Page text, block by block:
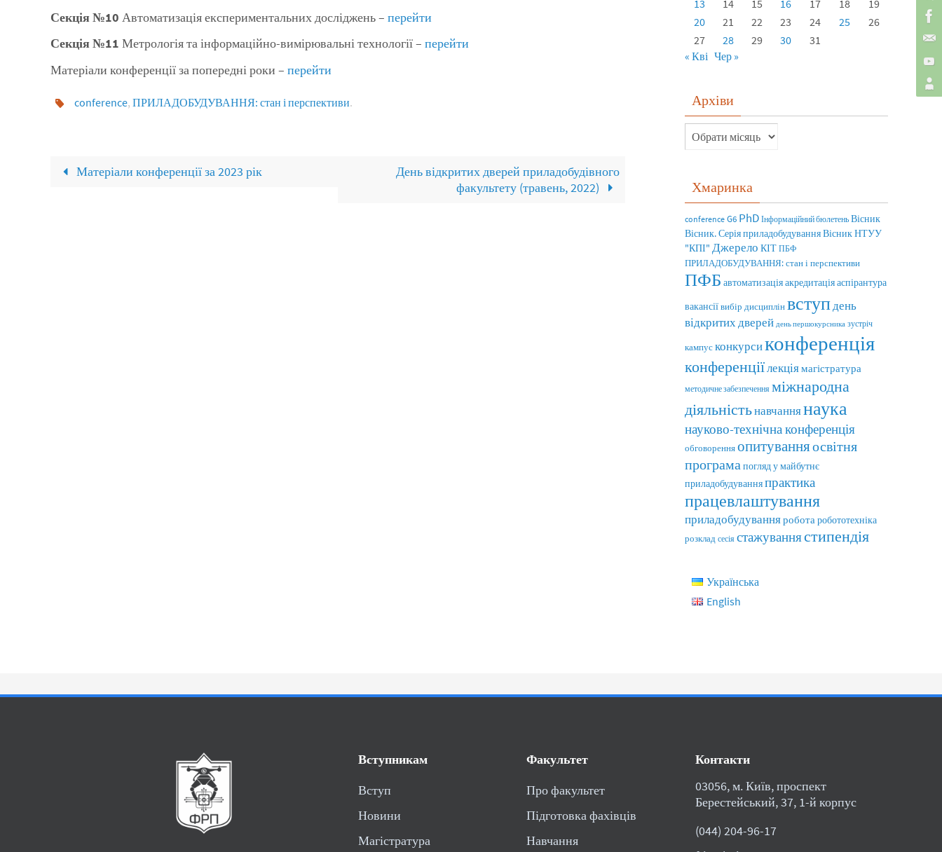
Секція №10 Автоматизація експериментальних досліджень – перейти
Секція №11 Метрологія та інформаційно-вимірювальні технології – перейти
Матеріали конференції за попередні роки – перейти
conference, ПРИЛАДОБУДУВАННЯ: стан і перспективи.
Матеріали конференції за 2023 рік
День відкритих дверей приладобудівного
факультету (травень, 2022)
13
14 15 16 17 18
19
20
21 22 23 24 25
26
27
28 29 30
31
« Кві Чер »
Архіви
Хмаринка
conference G6 PhD Інформаційний бюлетень Вісник
Вісник. Серія приладобудуванняВісник НТУУ
"КПІ" Джерело КІТ ПБФ
ПРИЛАДОБУДУВАННЯ: стан і перспективи
ПФБ автоматизаціяакредитаціяаспірантура
вакансії вибір дисциплін вступдень
відкритих дверей день першокурсника зустріч
кампус конкурсиконференція
конференціїлекціямагістратура
методичне забезпечення міжнародна
діяльністьнавчаннянаука
науково-технічна конференція
обговорення опитуванняосвітня
програмапогляд у майбутнє
приладобудуванняпрактика
працевлаштування
приладобудуванняроботаробототехніка
розклад сесія стажуваннястипендія
Українська
English
Вступникам
Вступ
Новини
Магістратура
Факультет
Про факультет
Підготовка фахівців
Навчання
Контакти
03056, м. Київ, проспект
Берестейський, 37, 1-й корпус
(044) 204-96-17